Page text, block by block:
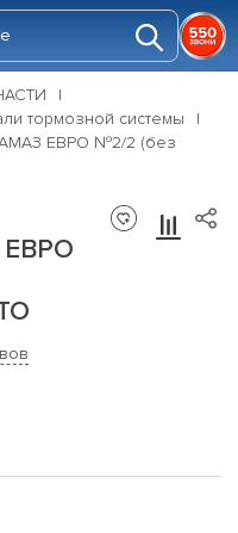
тормозной системы
ЕВРО №2/2 (без
ЕВРО